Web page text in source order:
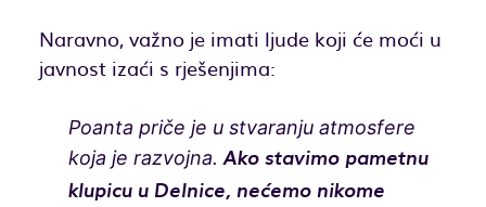
Naravno, važno je imati ljude koji će moći u
javnost izaći s rješenjima:
Poanta priče je u stvaranju atmosfere
koja je razvojna. Ako stavimo pametnu
klupicu u Delnice, nećemo nikome